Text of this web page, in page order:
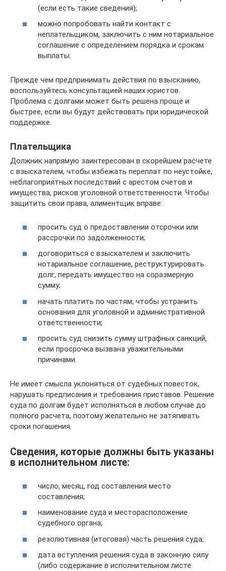
(если есть такие сведения);
можно попробовать найти контакт с
неплательщиком, заключить с ним нотариальное
соглашение с определением порядка и срокам
выплаты.
Прежде чем предпринимать действия по взысканию,
воспользуйтесь консультацией наших юристов.
Проблема с долгами может быть решена проще и
быстрее, если вы будут действовать при юридической
поддержке.
Плательщика
Должник напрямую заинтересован в скорейшем расчете
с взыскателем, чтобы избежать переплат по неустойке,
неблагоприятных последствий с арестом счетов и
имущества, рисков уголовной ответственности. Чтобы
защитить свои права, алиментщик вправе:
просить суд о предоставлении отсрочки или
рассрочки по задолженности;
договориться с взыскателем и заключить
нотариальное соглашение, реструктурировать
долг, передать имущество на соразмерную
сумму;
начать платить по частям, чтобы устранить
основания для уголовной и административной
ответственности;
просить суд снизить сумму штрафных санкций,
если просрочка вызвана уважительными
причинами.
Не имеет смысла уклоняться от судебных повесток,
нарушать предписания и требования приставов. Решение
суда по долгам будет исполняться в любом случае до
полного расчета, поэтому желательно не затягивать
сроки погашения.
Сведения, которые должны быть указаны
в исполнительном листе:
число, месяц, год составления место
составления;
наименование суда и месторасположение
судебного органа;
резолютивная (итоговая) часть решения суда;
дата вступления решения суда в законную силу
(либо содержание в исполнительном листе